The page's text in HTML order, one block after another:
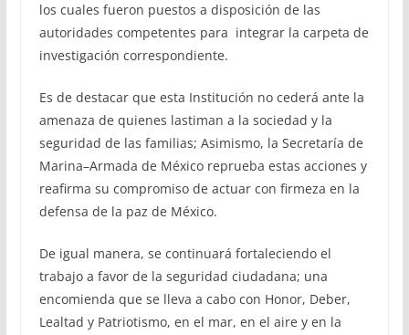
los cuales fueron puestos a disposición de las
autoridades competentes para integrar la carpeta de
investigación correspondiente.
Es de destacar que esta Institución no cederá ante la
amenaza de quienes lastiman a la sociedad y la
seguridad de las familias; Asimismo, la Secretaría de
Marina–Armada de México reprueba estas acciones y
reafirma su compromiso de actuar con firmeza en la
defensa de la paz de México.
De igual manera, se continuará fortaleciendo el
trabajo a favor de la seguridad ciudadana; una
encomienda que se lleva a cabo con Honor, Deber,
Lealtad y Patriotismo, en el mar, en el aire y en la